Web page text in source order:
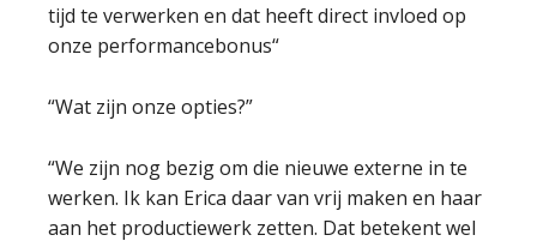
tijd te verwerken en dat heeft direct invloed op
onze performancebonus“
“Wat zijn onze opties?”
“We zijn nog bezig om die nieuwe externe in te
werken. Ik kan Erica daar van vrij maken en haar
aan het productiewerk zetten. Dat betekent wel